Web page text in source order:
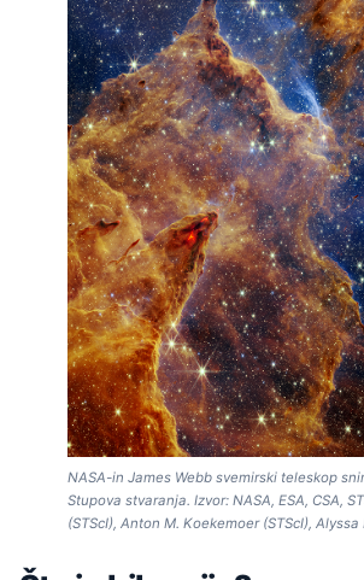
NASA-in James Webb svemirski teleskop
Stupova stvaranja. Izvor: NASA, ESA, CSA,
(STScI), Anton M. Koekemoer (STScI), Alyssa